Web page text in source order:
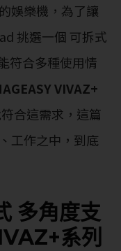
娛樂機，為了讓
挑選一個 可拆式
符合多種使用情
VIVAZ+
合這需求，這篇
工作之中，到底
多角度支
系列